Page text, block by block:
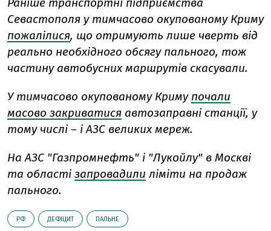
Раніше транспортні підприємства
Севастополя у тимчасово окупованому Криму
пожалілися, що отримують лише чверть від
реально необхідного обсягу пального, тож
частину автобусних маршрутів скасували.
У тимчасово окупованому Криму почали
масово закриватися автозаправні станції, у
тому числі – і АЗС великих мереж.
На АЗС "Газпромнефть" і "Лукойлу" в Москві
та області запровадили ліміти на продаж
пального.
РФ ДЕФІЦИТ ПАЛЬНЕ